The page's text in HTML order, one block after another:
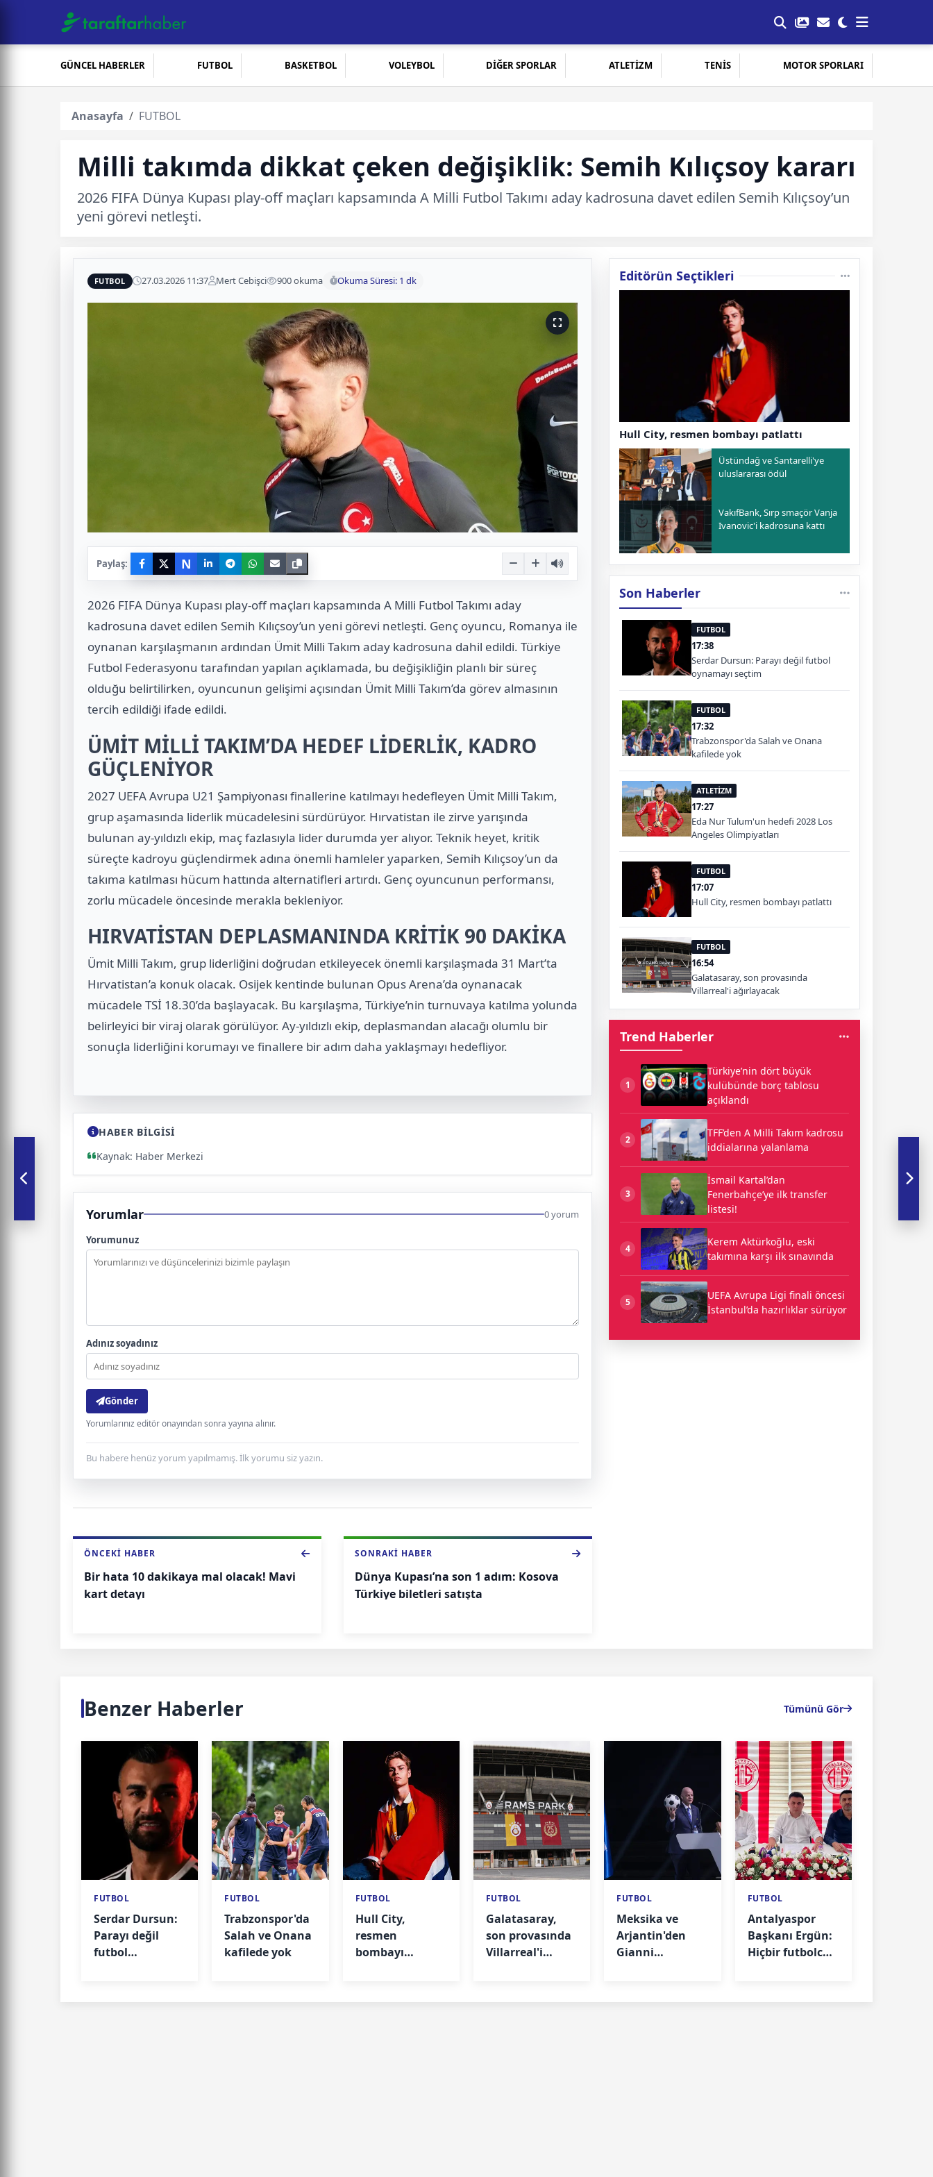
GÜNCEL HABERLER FUTBOL BASKETBOL VOLEYBOL DİĞER SPORLAR ATLETİZM TENİS MOTOR SPORLARI
Anasayfa FUTBOL
Milli takımda dikkat çeken değişiklik: Semih Kılıçsoy kararı
2026 FIFA Dünya Kupası play-off maçları kapsamında A Milli Futbol Takımı aday kadrosuna davet edilen Semih Kılıçsoy’un
yeni görevi netleşti.
FUTBOL 27.03.2026 11:37 Mert Cebişci 900 okuma Okuma Süresi: 1 dk
Paylaş: N
2026 FIFA Dünya Kupası play-off maçları kapsamında A Milli Futbol Takımı aday
kadrosuna davet edilen Semih Kılıçsoy’un yeni görevi netleşti. Genç oyuncu, Romanya ile
oynanan karşılaşmanın ardından Ümit Milli Takım aday kadrosuna dahil edildi. Türkiye
Futbol Federasyonu tarafından yapılan açıklamada, bu değişikliğin planlı bir süreç
olduğu belirtilirken, oyuncunun gelişimi açısından Ümit Milli Takım’da görev almasının
tercih edildiği ifade edildi.
ÜMİT MİLLİ TAKIM’DA HEDEF LİDERLİK, KADRO
GÜÇLENİYOR
2027 UEFA Avrupa U21 Şampiyonası finallerine katılmayı hedefleyen Ümit Milli Takım,
grup aşamasında liderlik mücadelesini sürdürüyor. Hırvatistan ile zirve yarışında
bulunan ay-yıldızlı ekip, maç fazlasıyla lider durumda yer alıyor. Teknik heyet, kritik
süreçte kadroyu güçlendirmek adına önemli hamleler yaparken, Semih Kılıçsoy’un da
takıma katılması hücum hattında alternatifleri artırdı. Genç oyuncunun performansı,
zorlu mücadele öncesinde merakla bekleniyor.
HIRVATİSTAN DEPLASMANINDA KRİTİK 90 DAKİKA
Ümit Milli Takım, grup liderliğini doğrudan etkileyecek önemli karşılaşmada 31 Mart’ta
Hırvatistan’a konuk olacak. Osijek kentinde bulunan Opus Arena’da oynanacak
mücadele TSİ 18.30’da başlayacak. Bu karşılaşma, Türkiye’nin turnuvaya katılma yolunda
belirleyici bir viraj olarak görülüyor. Ay-yıldızlı ekip, deplasmandan alacağı olumlu bir
sonuçla liderliğini korumayı ve finallere bir adım daha yaklaşmayı hedefliyor.
HABER BİLGİSİ
Kaynak: Haber Merkezi
Yorumlar 0 yorum
Yorumunuz
Adınız soyadınız
Gönder
Yorumlarınız editör onayından sonra yayına alınır.
Bu habere henüz yorum yapılmamış. İlk yorumu siz yazın.
ÖNCEKI HABER
Bir hata 10 dakikaya mal olacak! Mavi
kart detayı
SONRAKI HABER
Dünya Kupası’na son 1 adım: Kosova
Türkiye biletleri satışta
Editörün Seçtikleri
Hull City, resmen bombayı patlattı
Üstündağ ve Santarelli'ye
uluslararası ödül
VakıfBank, Sırp smaçör Vanja
Ivanovic'i kadrosuna kattı
Son Haberler
FUTBOL
17:38
Serdar Dursun: Parayı değil futbol
oynamayı seçtim
FUTBOL
17:32
Trabzonspor'da Salah ve Onana
kafilede yok
ATLETİZM
17:27
Eda Nur Tulum'un hedefi 2028 Los
Angeles Olimpiyatları
FUTBOL
17:07
Hull City, resmen bombayı patlattı
FUTBOL
16:54
Galatasaray, son provasında
Villarreal'i ağırlayacak
Trend Haberler
1
Türkiye’nin dört büyük
kulübünde borç tablosu
açıklandı
2
TFF’den A Milli Takım kadrosu
iddialarına yalanlama
3
İsmail Kartal’dan
Fenerbahçe’ye ilk transfer
listesi!
4
Kerem Aktürkoğlu, eski
takımına karşı ilk sınavında
5
UEFA Avrupa Ligi finali öncesi
İstanbul’da hazırlıklar sürüyor
Benzer Haberler Tümünü Gör
FUTBOL
Serdar Dursun:
Parayı değil
futbol
FUTBOL
Trabzonspor'da
Salah ve Onana
kafilede yok
FUTBOL
Hull City,
resmen
bombayı
FUTBOL
Galatasaray,
son provasında
Villarreal'i
FUTBOL
Meksika ve
Arjantin'den
Gianni
FUTBOL
Antalyaspor
Başkanı Ergün:
Hiçbir futbolcu